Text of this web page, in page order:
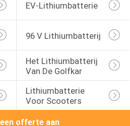
EV-Lithiumbatterie
96 V Lithiumbatterij
Het Lithiumbatterij
Van De Golfkar
Lithiumbatterie
Voor Scooters
offerte aan